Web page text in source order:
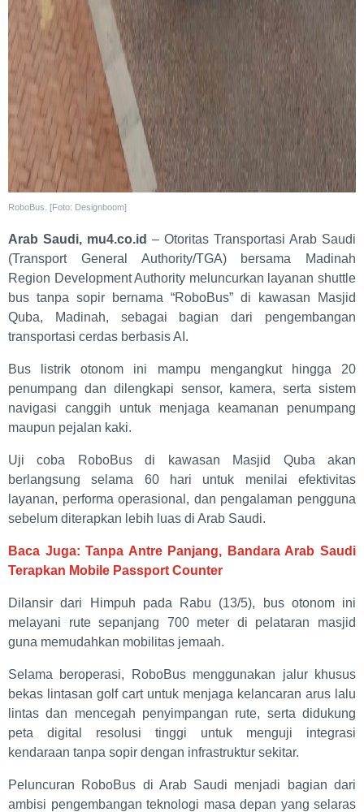
RoboBus. [Foto: Designboom]
Arab Saudi, mu4.co.id – Otoritas Transportasi Arab Saudi
(Transport General Authority/TGA) bersama Madinah
Region Development Authority meluncurkan layanan shuttle
bus tanpa sopir bernama “RoboBus” di kawasan Masjid
Quba, Madinah, sebagai bagian dari pengembangan
transportasi cerdas berbasis AI.
Bus listrik otonom ini mampu mengangkut hingga 20
penumpang dan dilengkapi sensor, kamera, serta sistem
navigasi canggih untuk menjaga keamanan penumpang
maupun pejalan kaki.
Uji coba RoboBus di kawasan Masjid Quba akan
berlangsung selama 60 hari untuk menilai efektivitas
layanan, performa operasional, dan pengalaman pengguna
sebelum diterapkan lebih luas di Arab Saudi.
Baca Juga: Tanpa Antre Panjang, Bandara Arab Saudi
Terapkan Mobile Passport Counter
Dilansir dari Himpuh pada Rabu (13/5), bus otonom ini
melayani rute sepanjang 700 meter di pelataran masjid
guna memudahkan mobilitas jemaah.
Selama beroperasi, RoboBus menggunakan jalur khusus
bekas lintasan golf cart untuk menjaga kelancaran arus lalu
lintas dan mencegah penyimpangan rute, serta didukung
peta digital resolusi tinggi untuk menguji integrasi
kendaraan tanpa sopir dengan infrastruktur sekitar.
Peluncuran RoboBus di Arab Saudi menjadi bagian dari
ambisi pengembangan teknologi masa depan yang selaras